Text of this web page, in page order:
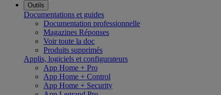
Outils
Documentations et guides
Documentation professionnelle
Magazines Réponses
Voir toute la doc
Produits supprimés
Applis, logiciels et configurateurs
App Home + Pro
App Home + Control
App Home + Security